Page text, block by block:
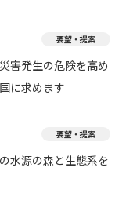
要望・提案
害発生の危険を高め
に求めます
要望・提案
水源の森と生態系を